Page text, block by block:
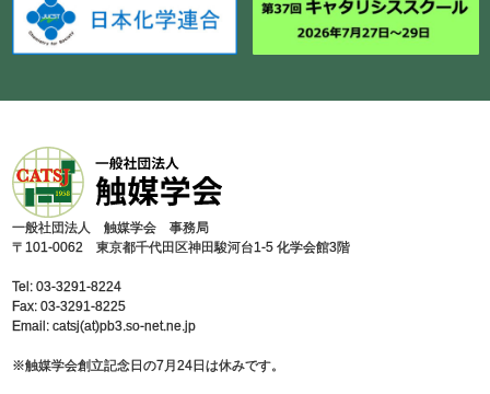
⼀般社団法⼈ 触媒学会 事務局
〒101-0062 東京都千代⽥区神⽥駿河台1-5 化学会館3階
Tel: 03-3291-8224
Fax: 03-3291-8225
Email: catsj(at)pb3.so-net.ne.jp
※触媒学会創⽴記念⽇の7⽉24⽇は休みです。